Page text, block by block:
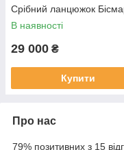
Срібний ланцюжок
В наявності
29 000 ₴
Купити
Про нас
79% позитивних з 15